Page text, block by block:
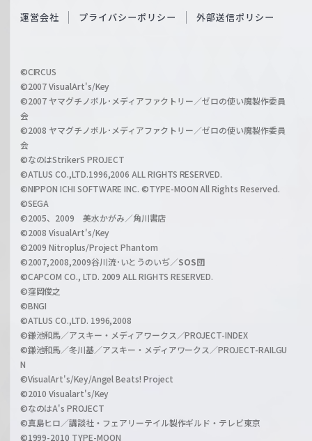
c
a
r
z
O
i
l
h
a
n
l
運営会社 プライバシーポリシー 外部送信ポリシー
©CIRCUS
©2007 VisualArt's/Key
©2007 ヤマグチノボル･メディアファクトリー／ゼロの使い魔製作委員
会
©2008 ヤマグチノボル･メディアファクトリー／ゼロの使い魔製作委員
会
©なのはStrikerS PROJECT
©ATLUS CO.,LTD.1996,2006 ALL RIGHTS RESERVED.
©NIPPON ICHI SOFTWARE INC. ©TYPE-MOON All Rights Reserved.
©SEGA
©2005、2009 美水かがみ／角川書店
©2008 VisualArt's/Key
©2009 Nitroplus/Project Phantom
©2007,2008,2009谷川流･いとうのいぢ／SOS団
©CAPCOM CO., LTD. 2009 ALL RIGHTS RESERVED.
©窪岡俊之
©BNGI
©ATLUS CO.,LTD. 1996,2008
©鎌池和馬／アスキー・メディアワークス／PROJECT-INDEX
©鎌池和馬／冬川基／アスキー・メディアワークス／PROJECT-RAILGU
N
©VisualArt's/Key/Angel Beats! Project
©2010 Visualart's/Key
©なのはA's PROJECT
©真島ヒロ／講談社・フェアリーテイル製作ギルド・テレビ東京
©1999-2010 TYPE-MOON